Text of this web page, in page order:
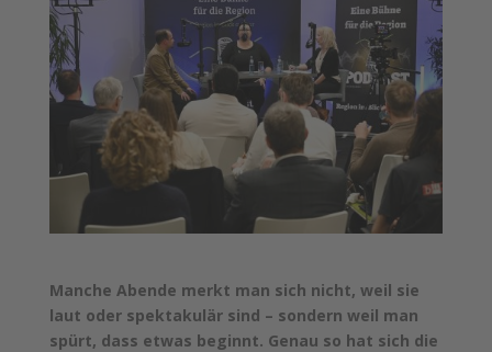
Manche Abende merkt man sich nicht, weil sie
laut oder spektakulär sind – sondern weil man
spürt, dass etwas beginnt. Genau so hat sich die